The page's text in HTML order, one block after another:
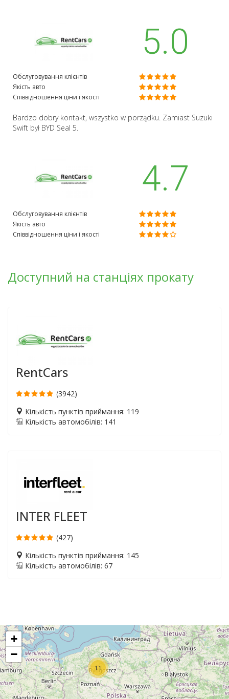
5.0
Обслуговування клієнтів
Якість авто
Співвідношення ціни і якості
Bardzo dobry kontakt, wszystko w porządku. Zamiast Suzuki
Swift był BYD Seal 5.
4.7
Обслуговування клієнтів
Якість авто
Співвідношення ціни і якості
Доступний на станціях прокату
RentCars
(3942)
Кількість пунктів приймання: 119
Кількість автомобілів: 141
INTER FLEET
(427)
Кількість пунктів приймання: 145
Кількість автомобілів: 67
11
+
−